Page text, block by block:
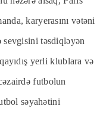
karyerasını vətəni
sevgisini təsdiqləyən
yerli klublara və
futbolun
səyahətini